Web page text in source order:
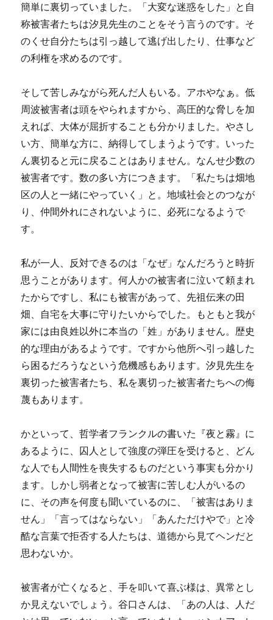
簡単に裏切っていました。「大変な迷惑をした」と自
称被害者たちは汐見先生のことをそう言うのです。そ
のくせ自分たちは引っ越して逃げ出したり、仕事など
の利権を求めるのです。
そして苦しみながら死んだ人もいる。アホやなぁ。低
周波被害者は頭をやられますから、高圧的な脅しを加
えれば、大体が屈折することも分かりました。やさし
い方、簡単な方に、納得してしまうようです。いった
ん裏切ると元に戻ることはありません。なんせ少数の
被害者です。数の多い方につきます。「私たちは畑地
区の人と一緒にやっていく」と。地域社会とのつなが
り、仲間外れにされないように、必死になるようで
す。
私が一人、反対できるのは「なぜ」なんだろうと時折
思うことがあります。何人かの被害者に泣いて頼まれ
たからですし、私にも被害があって、先祖伝来の田
畑、自宅を大事に守りたいからでした。もともと我が
家には由良姓以外に本当の「姓」がありません。歴史
的な理由があるようです。ですから他所へ引っ越した
ら困るだろうなという危機感もあります。汐見先生を
裏切った被害者たち、私を裏切った被害者たちへの侮
蔑もあります。
かといって、哲学者フランクルの書いた『夜と霧』に
あるように、囚人として強度の弾圧を受けると、どん
な人でも人間性を喪失するものだという事実も分かり
ます。しかし弱者となって被害に苦しむ人がいるの
に、その声を何度も聞いているのに、「被害はありま
せん」「言ってはならない」「あんただけやで」と冷
酷な言葉で拒否する人たちは、道徳から見てヘンだと
思わないか。
被害者が亡くなると、手を叩いて喜ぶ様は、異常とし
か見えないでしょう。谷口さんは、「あの人は、人だ